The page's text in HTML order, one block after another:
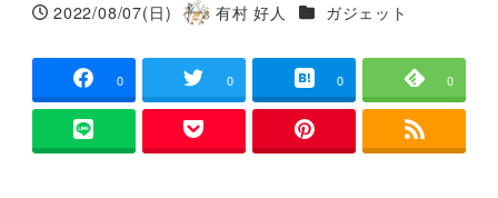
投稿日
2022/08/07(日)
著
有村 好人 カテゴリー
ガジェット
0 0 0 0